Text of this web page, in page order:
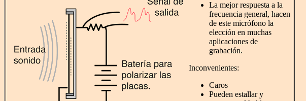
La mejor respuesta a la
frecuencia general, hacen
de este micrófono la
elección en muchas
aplicaciones de
grabación.
Inconvenientes:
Caros
Pueden estallar y